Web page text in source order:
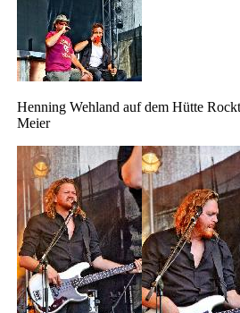
Henning Wehland auf dem Hütte
Meier